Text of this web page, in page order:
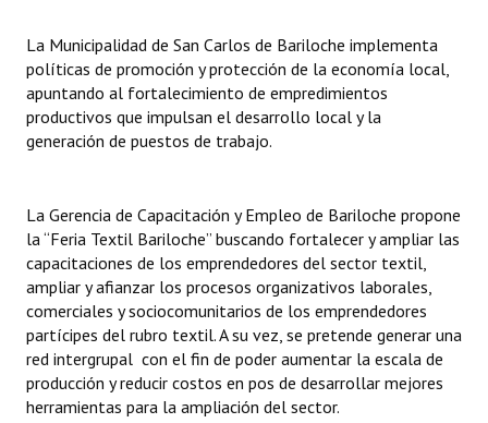
Noticias Destacadas
Registros y Distinciones
Datos Históricos
Audiencias Públicas - Registro
Mujeres que Dejaron Huellas - Registro
Periodistas Decanos - Registro
Ciudadano Ilustre - Registro
Banca del Vecino - Registro
La Municipalidad de San Carlos de Bariloche implementa
políticas de promoción y protección de la economía local,
apuntando al fortalecimiento de empredimientos
productivos que impulsan el desarrollo local y la
generación de puestos de trabajo.
La Gerencia de Capacitación y Empleo de Bariloche propone
la “Feria Textil Bariloche” buscando fortalecer y ampliar las
capacitaciones de los emprendedores del sector textil,
ampliar y afianzar los procesos organizativos laborales,
comerciales y sociocomunitarios de los emprendedores
partícipes del rubro textil. A su vez, se pretende generar una
red intergrupal con el fin de poder aumentar la escala de
producción y reducir costos en pos de desarrollar mejores
herramientas para la ampliación del sector.